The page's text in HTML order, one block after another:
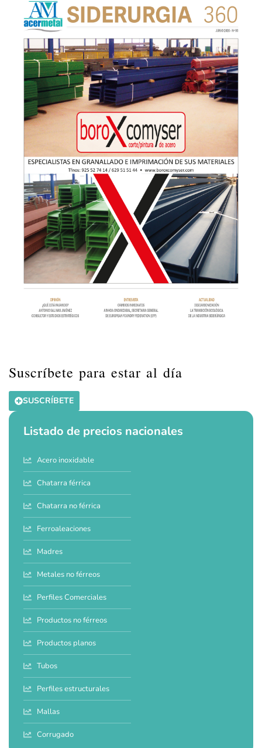
Suscríbete para estar al día
SUSCRÍBETE
Listado de precios nacionales
Acero inoxidable
Chatarra férrica
Chatarra no férrica
Ferroaleaciones
Madres
Metales no férreos
Perfiles Comerciales
Productos no férreos
Productos planos
Tubos
Perfiles estructurales
Mallas
Corrugado